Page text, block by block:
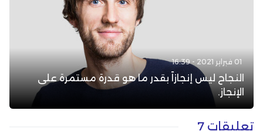
01 فبراير 2021 - 16:39
النجاح ليس إنجازاً بقدر ما هو قدرة مستمرة على
الإنجاز.
تعليقات 7